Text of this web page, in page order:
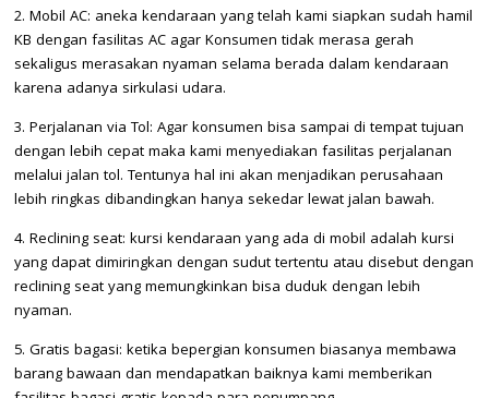
2. Mobil AC: aneka kendaraan yang telah kami siapkan sudah hamil
KB dengan fasilitas AC agar Konsumen tidak merasa gerah
sekaligus merasakan nyaman selama berada dalam kendaraan
karena adanya sirkulasi udara.
3. Perjalanan via Tol: Agar konsumen bisa sampai di tempat tujuan
dengan lebih cepat maka kami menyediakan fasilitas perjalanan
melalui jalan tol. Tentunya hal ini akan menjadikan perusahaan
lebih ringkas dibandingkan hanya sekedar lewat jalan bawah.
4. Reclining seat: kursi kendaraan yang ada di mobil adalah kursi
yang dapat dimiringkan dengan sudut tertentu atau disebut dengan
reclining seat yang memungkinkan bisa duduk dengan lebih
nyaman.
5. Gratis bagasi: ketika bepergian konsumen biasanya membawa
barang bawaan dan mendapatkan baiknya kami memberikan